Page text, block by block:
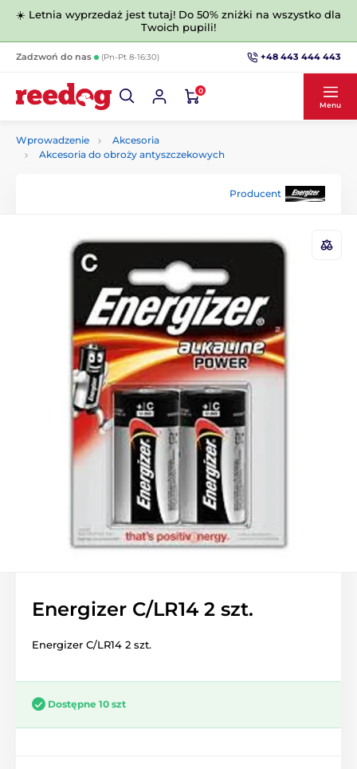
☀️ Letnia wyprzedaż jest tutaj! Do 50% zniżki na wszystko dla
Twoich pupili!
Zadzwoń do nas (Pn-Pt 8-16:30) +48 443 444 443
0
Menu
Wprowadzenie
Akcesoria
Akcesoria do obroży antyszczekowych
Producent
Energizer C/LR14 2 szt.
Energizer C/LR14 2 szt.
Dostępne 10 szt